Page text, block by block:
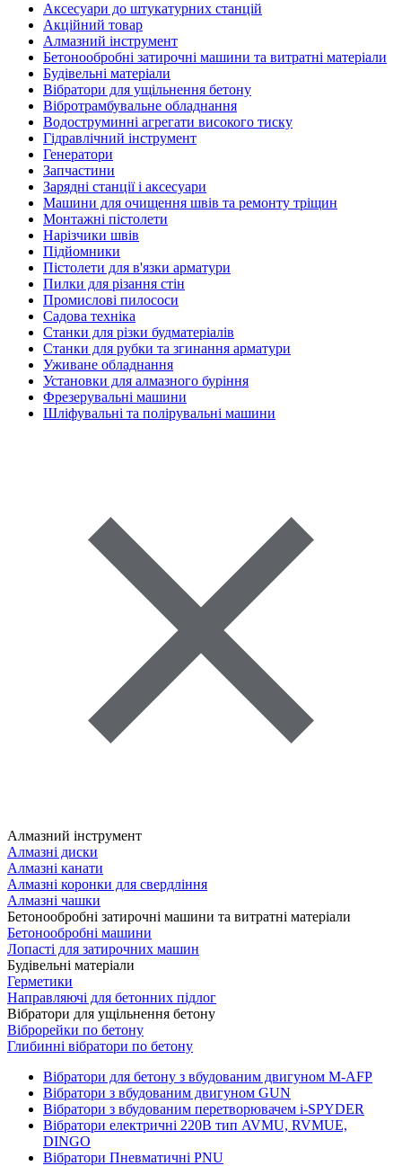
Аксесуари до штукатурних станцій
Акційний товар
Алмазний інструмент
Бетонообробні затирочні машини та витратні матеріали
Будівельні матеріали
Вібратори для ущільнення бетону
Вібротрамбувальне обладнання
Водоструминні агрегати високого тиску
Гідравлічний інструмент
Генератори
Запчастини
Зарядні станції і аксесуари
Машини для очищення швів та ремонту тріщин
Монтажні пістолети
Нарізчики швів
Підйомники
Пістолети для в'язки арматури
Пилки для різання стін
Промислові пилососи
Садова техніка
Станки для різки будматеріалів
Станки для рубки та згинання арматури
Уживане обладнання
Установки для алмазного буріння
Фрезерувальні машини
Шліфувальні та полірувальні машини
Алмазний інструмент
Алмазні диски
Алмазні канати
Алмазні коронки для свердління
Алмазні чашки
Бетонообробні затирочні машини та витратні матеріали
Бетонообробні машини
Лопасті для затирочних машин
Будівельні матеріали
Герметики
Направляючі для бетонних підлог
Вібратори для ущільнення бетону
Віброрейки по бетону
Глибинні вібратори по бетону
Вібратори для бетону з вбудованим двигуном M-AFP
Вібратори з вбудованим двигуном GUN
Вібратори з вбудованим перетворювачем i-SPYDER
Вібратори електричні 220B тип AVMU, RVMUE,
DINGO
Вібратори Пневматичні PNU